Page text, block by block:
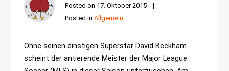
Posted on 17. Oktober 2015
Posted inAllgemein
Ohne seinen einstigen Superstar David Beckham
scheint der antierende Meister der Major League